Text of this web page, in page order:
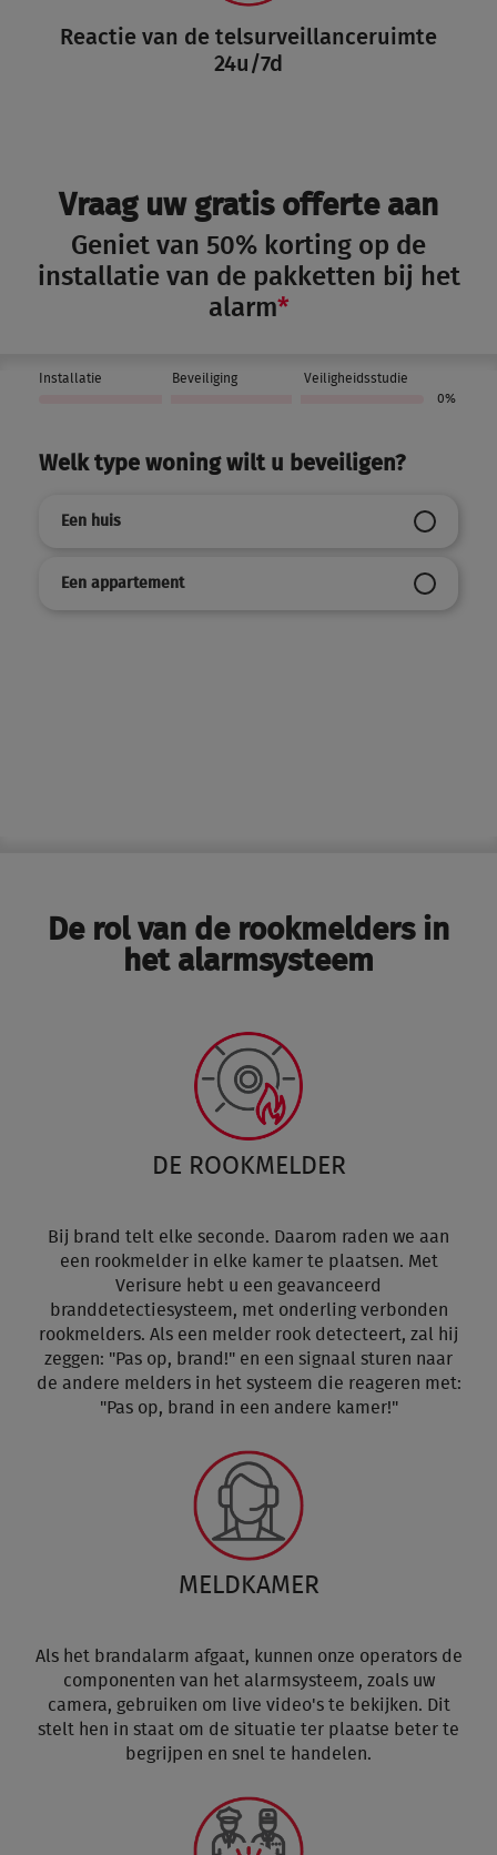
Reactie van de telsurveillanceruimte
24u/7d
Vraag uw gratis offerte aan
Geniet van 50% korting op de
installatie van de pakketten bij het
alarm*
Installatie Beveiliging
Veiligheidsstudie
0%
Welk type woning wilt u beveiligen?
Een huis
Een appartement
De rol van de rookmelders in
het alarmsysteem
DE ROOKMELDER
Bij brand telt elke seconde. Daarom raden we aan
een rookmelder in elke kamer te plaatsen. Met
Verisure hebt u een geavanceerd
branddetectiesysteem, met onderling verbonden
rookmelders. Als een melder rook detecteert, zal hij
zeggen: "Pas op, brand!" en een signaal sturen naar
de andere melders in het systeem die reageren met:
"Pas op, brand in een andere kamer!"
MELDKAMER
Als het brandalarm afgaat, kunnen onze operators de
componenten van het alarmsysteem, zoals uw
camera, gebruiken om live video's te bekijken. Dit
stelt hen in staat om de situatie ter plaatse beter te
begrijpen en snel te handelen.